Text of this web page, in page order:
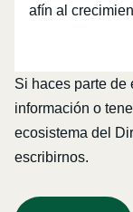
afín al
Si haces parte de
información o
ecosistema del
escribirnos.